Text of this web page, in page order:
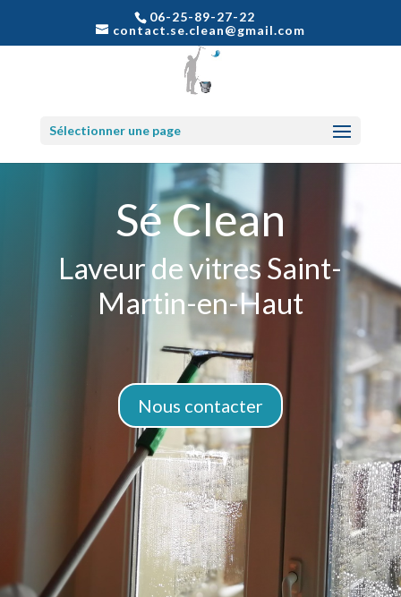
06-25-89-27-22
contact.se.clean@gmail.com
Sélectionner une page
Sé Clean
Laveur de vitres Saint-
Martin-en-Haut
Nous contacter